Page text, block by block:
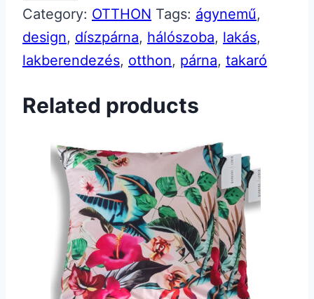
DÍSZPÁRNA
40x40cm-
GOLD
Category: OTTHON Tags: ágynemű,
design, díszpárna, hálószoba, lakás,
lakberendezés, otthon, párna, takaró
Related products